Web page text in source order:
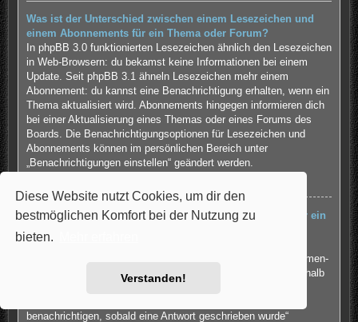
Diese Website nutzt Cookies, um dir den
bestmöglichen Komfort bei der Nutzung zu
bieten.
Verstanden!
Was ist der Unterschied zwischen einem Lesezeichen und
einem Abonnements für ein Thema oder Forum?
In phpBB 3.0 funktionierten Lesezeichen ähnlich den Lesezeichen
in Web-Browsern: du bekamst keine Informationen bei einem
Update. Seit phpBB 3.1 ähneln Lesezeichen mehr einem
Abonnement: du kannst eine Benachrichtigung erhalten, wenn ein
Thema aktualisiert wird. Abonnements hingegen informieren dich
bei einer Aktualisierung eines Themas oder eines Forums des
Boards. Die Benachrichtigungsoptionen für Lesezeichen und
Abonnements können im persönlichen Bereich unter
„Benachrichtigungen einstellen“ geändert werden.
Wie kann ich ein Lesezeichen auf ein Thema setzen oder ein
Du kannst ein Lesezeichen auf ein Thema setzen oder es
abonnieren, in dem du die entsprechende Option in den „Themen-
Optionen“ auswählst, die sich normalerweise ober- und unterhalb
benachrichtigen, sobald eine Antwort geschrieben wurde“